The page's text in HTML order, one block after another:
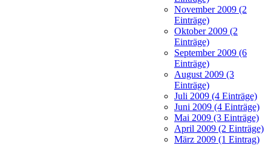
November 2009 (2
Einträge)
Oktober 2009 (2
Einträge)
September 2009 (6
Einträge)
August 2009 (3
Einträge)
Juli 2009 (4 Einträge)
Juni 2009 (4 Einträge)
Mai 2009 (3 Einträge)
April 2009 (2 Einträge)
März 2009 (1 Eintrag)